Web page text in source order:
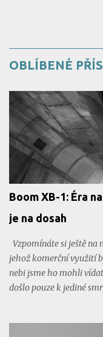
OBLÍBENÉ
Boom XB-1: Éra
je na dosah
Vzpomínáte si ještě na
jehož komerční využití
nebi jsme ho mohli
došlo pouze k jediné
začíná tlačit nové, a ta